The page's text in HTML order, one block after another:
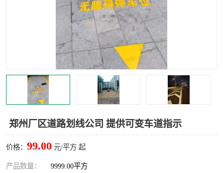
郑州厂区道路划线公司 提供可变车道指示
价格： 99.00 元/平方 起
产品数量： 9999.00平方